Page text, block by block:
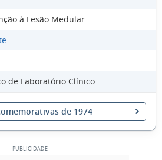
à Lesão Medular
de Laboratório Clínico
de 1974